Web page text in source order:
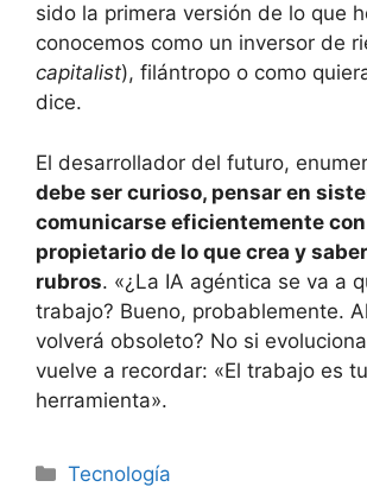
sido la primera versión de lo que
conocemos como un inversor de
capitalist), filántropo o como
dice.
El desarrollador del futuro,
debe ser curioso, pensar en
comunicarse eficientemente
propietario de lo que crea y
rubros. «¿La IA agéntica se va a
trabajo? Bueno, probablemente.
volverá obsoleto? No si
vuelve a recordar: «El trabajo es
herramienta».
Tecnología